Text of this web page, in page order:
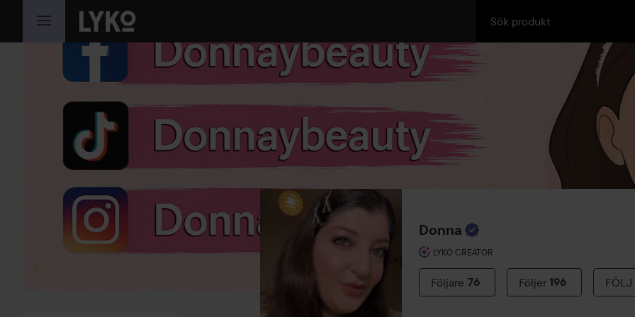
HOPPA TILL INNEHÅLLET
Donna
LYKO CREATOR
Följare 76 Följer 196 FÖLJ